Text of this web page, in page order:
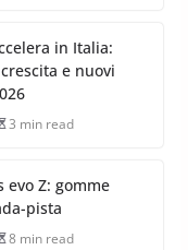
in Italia:
e nuovi
3 min read
evo Z: gomme
pista
8 min read